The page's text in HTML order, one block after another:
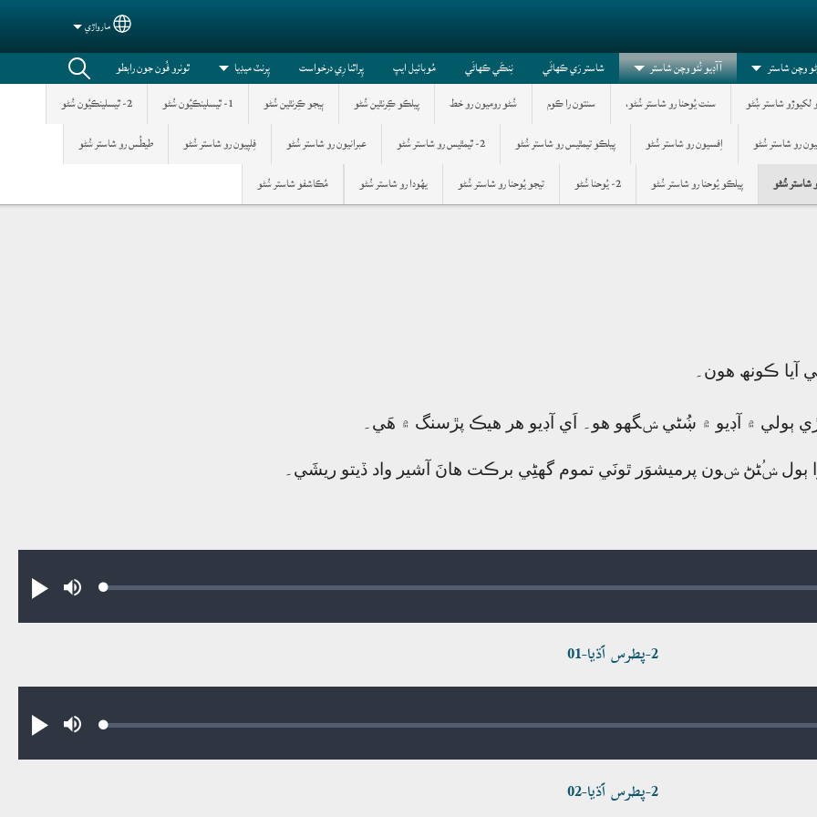
Select your language
مارواڙي
وچن شاستر
آآڊيو نُئو وچن شاستر
لکيوڙو شاستر ښُڻو سنت يُوحنا رو شاستر ݾُڻو، سنتون را ڪوم ݾُڻو روميون رو خط پيلڪو ڪِرنٿين ݾُڻو ٻيجو ڪِرنٿين ݾُڻو 1- ٿيسلينڪيُون ݾُڻو
2- ٿيسلينڪيُون ݾُڻو
رو شاستر ݾُڻو اِفسيون رو شاستر ݾُڻو پيلڪو تيمٿيس رو شاستر ݾُڻو 2- ٿيمٿيس رو شاستر ݾُڻو عبرانيون رو شاستر ݾُڻو فِلپيون رو شاستر ݾُڻو
طيطُس رو شاستر ݾُڻو
شاستر ݾُڻو پيلڪو يُوحنا رو شاستر ݾُڻو 2- يُوحنا ݾُڻو تيجو يُوحنا رو شاستر ݾُڻو يھُودا رو شاستر ݾُڻو مُڪاشفو شاستر ݾُڻو
شاستر رَي ڪھاڻَي نِنڪَي ڪھاڻَي مُوبائيل ايپ پِراٿنا رِي درخواست پِرنٽ ميڊيا ٿونرو فُون جون رابطو
آيا ڪونھ ھون۔
ٻولي ۾ آڊيو ۾ ښُڻي ݾگھو ھو۔ اَي آڊيو ھر ھيڪ پڙسنگ ۾ ھَي۔
ݾُڻڻ ݾون پرميشوَر ٿونَي تموم گھڻِي برڪت ھانَ آشير واد ڏيتو ريشَي۔
Play MuteLoaded:
2-پطرس اَڌيا-01
Play MuteLoaded:
2-پطرس اَڌيا-02